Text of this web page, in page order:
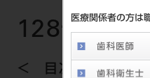
医療関係者の方は
128号
目次を見る